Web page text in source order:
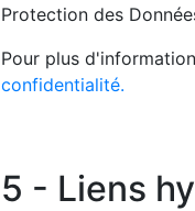
Protection des
Pour plus
confidentialité.
5 - Liens